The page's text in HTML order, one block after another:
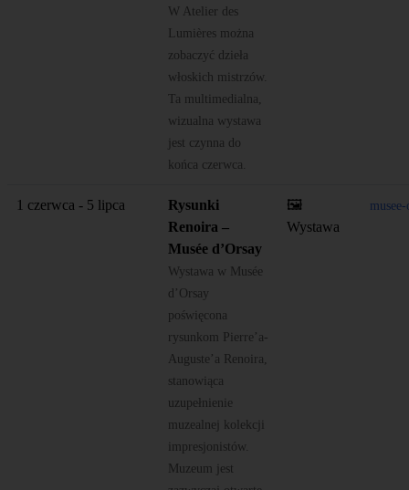
W Atelier des
Lumières można
zobaczyć dzieła
włoskich mistrzów.
Ta multimedialna,
wizualna wystawa
jest czynna do
końca czerwca.
1 czerwca - 5 lipca
Rysunki
Renoira –
Musée d’Orsay
Wystawa w Musée
d’Orsay
poświęcona
rysunkom Pierre’a-
Auguste’a Renoira,
stanowiąca
uzupełnienie
muzealnej kolekcji
impresjonistów.
Muzeum jest
🖼️
Wystawa